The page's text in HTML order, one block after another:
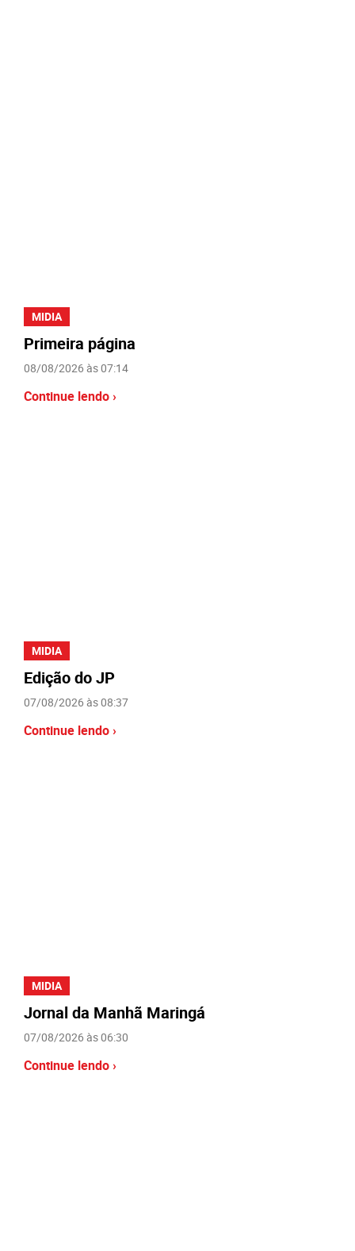
MIDIA
Primeira página
08/08/2026 às 07:14
Continue lendo ›
MIDIA
Edição do JP
07/08/2026 às 08:37
Continue lendo ›
MIDIA
Jornal da Manhã Maringá
07/08/2026 às 06:30
Continue lendo ›